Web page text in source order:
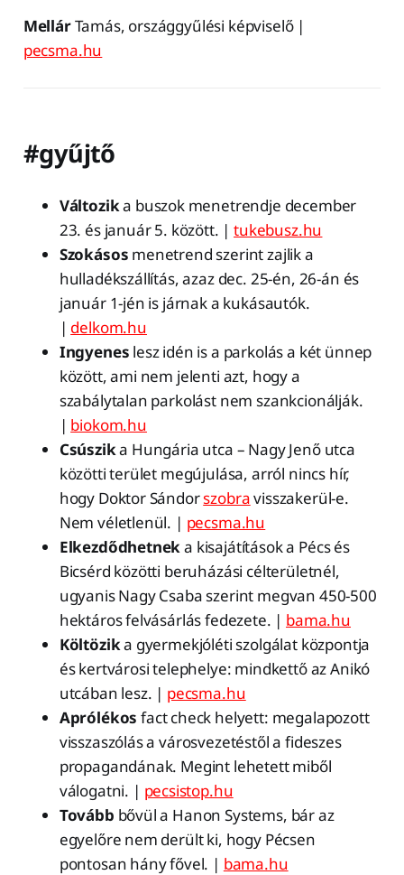
MellárTamás, országgyűlési képviselő |
pecsma.hu
#gyűjtő
Változika buszok menetrendje december
23. és január 5. között. |tukebusz.hu
Szokásos menetrend szerint zajlik a
hulladékszállítás, azaz dec. 25-én, 26-án és
január 1-jén is járnak a kukásautók.
| delkom.hu
Ingyenes lesz idén is a parkolás a két ünnep
között, ami nem jelenti azt, hogy a
szabálytalan parkolást nem szankcionálják.
| biokom.hu
Csúszika Hungária utca – Nagy Jenő utca
közötti terület megújulása, arról nincs hír,
hogy Doktor Sándorszobravisszakerül-e.
Nem véletlenül. | pecsma.hu
Elkezdődhetnek a kisajátítások a Pécs és
Bicsérd közötti beruházási célterületnél,
ugyanis Nagy Csaba szerint megvan 450-500
hektáros felvásárlás fedezete. | bama.hu
Költözika gyermekjóléti szolgálat központja
és kertvárosi telephelye: mindkettő az Anikó
utcában lesz. | pecsma.hu
Aprólékos fact check helyett: megalapozott
visszaszólás a városvezetéstől a fideszes
propagandának. Megint lehetett miből
válogatni. | pecsistop.hu
Tovább bővül a Hanon Systems, bár az
egyelőre nem derült ki, hogy Pécsen
pontosan hány fővel. | bama.hu